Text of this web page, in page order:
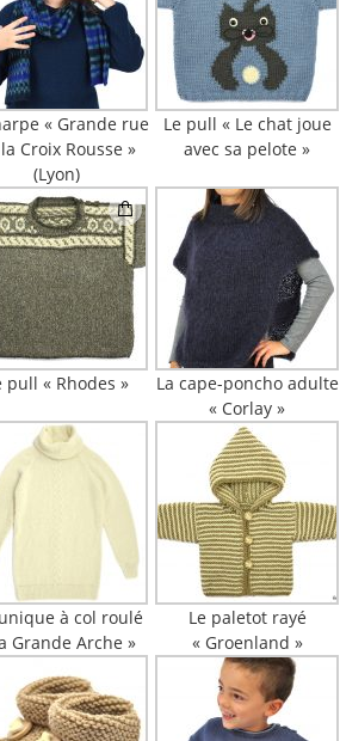
« Grande rue
Croix Rousse »
(Lyon)
Le pull « Le chat joue
avec sa pelote »
pull « Rhodes »
La cape-poncho adulte
« Corlay »
à col roulé
Grande Arche »
Le paletot rayé
« Groenland »